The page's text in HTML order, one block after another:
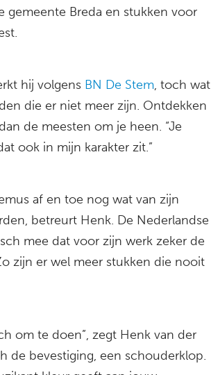
gemeente Breda en stukken voor
hij volgens BN De Stem, toch wat
die er niet meer zijn. Ontdekken
de meesten om je heen. “Je
ook in mijn karakter zit.”
af en toe nog wat van zijn
betreurt Henk. De Nederlandse
mee dat voor zijn werk zeker de
zijn er wel meer stukken die nooit
om te doen”, zegt Henk van der
de bevestiging, een schouderklop.